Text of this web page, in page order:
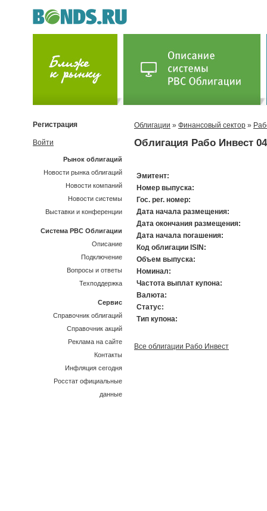
Облигации » Финансовый сектор »
Облигация Рабо Инвест 04
Эмитент:
Номер выпуска:
Гос. рег. номер:
Дата начала размещения:
Дата окончания размещения:
Дата начала погашения:
Код облигации ISIN:
Объем выпуска:
Номинал:
Частота выплат купона:
Валюта:
Статус:
Тип купона:
Все облигации Рабо Инвест
Регистрация
Войти
Рынок облигаций
Новости рынка облигаций
Новости компаний
Новости системы
Выставки и конференции
Система РВС Облигации
Описание
Подключение
Вопросы и ответы
Техподдержка
Сервис
Справочник облигаций
Справочник акций
Реклама на сайте
Контакты
Инфляция сегодня
Росстат официальные
данные